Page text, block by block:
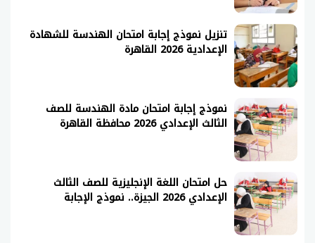
تنزيل نموذج إجابة امتحان الهندسة للشهادة
الإعدادية 2026 القاهرة
نموذج إجابة امتحان مادة الهندسة للصف
الثالث الإعدادي 2026 محافظة القاهرة
حل امتحان اللغة الإنجليزية للصف الثالث
الإعدادي 2026 الجيزة.. نموذج الإجابة